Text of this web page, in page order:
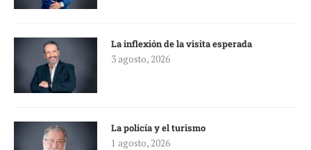
La inflexión de la visita esperada
3 agosto, 2026
La policía y el turismo
1 agosto, 2026